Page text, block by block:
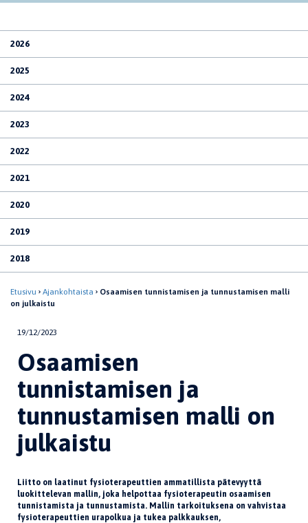
2026
2025
2024
2023
2022
2021
2020
2019
2018
Etusivu Ajankohtaista
Osaamisen tunnistamisen ja tunnustamisen malli
on julkaistu
19/12/2023
Osaamisen
tunnistamisen ja
tunnustamisen malli on
julkaistu
Liitto on laatinut fysioterapeuttien ammatillista pätevyyttä
luokittelevan mallin, joka helpottaa fysioterapeutin osaamisen
tunnistamista ja tunnustamista. Mallin tarkoituksena on vahvistaa
fysioterapeuttien urapolkua ja tukea palkkauksen,